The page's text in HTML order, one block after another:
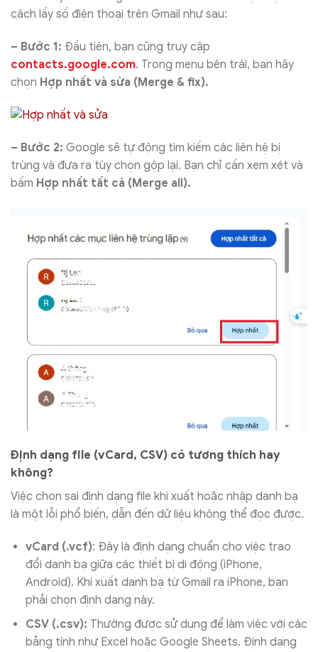
cách lấy số điện thoại trên Gmail như sau:
– Bước 1: Đầu tiên, bạn cũng truy cập
contacts.google.com. Trong menu bên trái, bạn hãy
chọn Hợp nhất và sửa (Merge & fix).
– Bước 2: Google sẽ tự động tìm kiếm các liên hệ bị
trùng và đưa ra tùy chọn gộp lại. Bạn chỉ cần xem xét và
bấm Hợp nhất tất cả (Merge all).
Định dạng file (vCard, CSV) có tương thích hay
không?
Việc chọn sai định dạng file khi xuất hoặc nhập danh bạ
là một lỗi phổ biến, dẫn đến dữ liệu không thể đọc được.
vCard (.vcf): Đây là định dạng chuẩn cho việc trao
đổi danh bạ giữa các thiết bị di động (iPhone,
Android). Khi xuất danh bạ từ Gmail ra iPhone, bạn
phải chọn định dạng này.
CSV (.csv): Thường được sử dụng để làm việc với các
bảng tính như Excel hoặc Google Sheets. Định dạng